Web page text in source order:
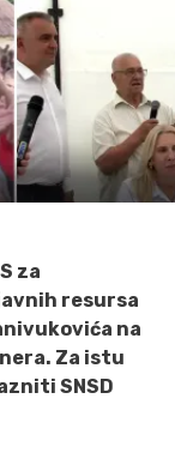
za
resursa
na
Za istu
SNSD